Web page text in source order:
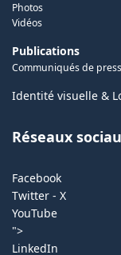
Photos
Vidéos
Publications
Communiqués de
Identité visuelle &
Réseaux
Facebook
Twitter - X
YouTube
">
LinkedIn